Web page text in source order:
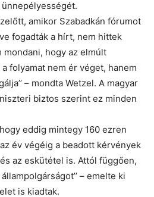
amikor Szabadkán fórumot
fogadták a hírt, nem hittek
mondani, hogy az elmúlt
folyamat nem ér véget, hanem
– mondta Wetzel. A magyar
biztos szerint ez minden
eddig mintegy 160 ezren
év végéig a beadott kérvények
az eskütétel is. Attól függően,
– emelte ki
is kiadtak.